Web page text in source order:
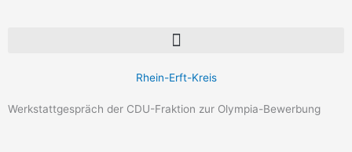
Rhein-Erft-Kreis
Werkstattgespräch der CDU-Fraktion zur Olympia-Bewerbung